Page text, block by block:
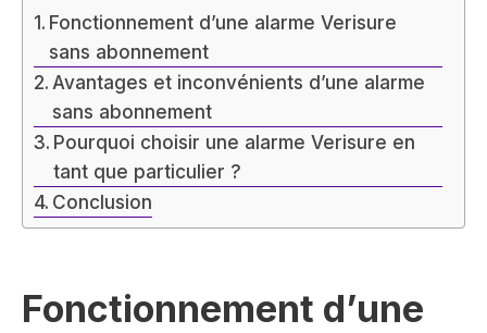
Fonctionnement d’une alarme Verisure
sans abonnement
Avantages et inconvénients d’une alarme
sans abonnement
Pourquoi choisir une alarme Verisure en
tant que particulier ?
Conclusion
Fonctionnement d’une